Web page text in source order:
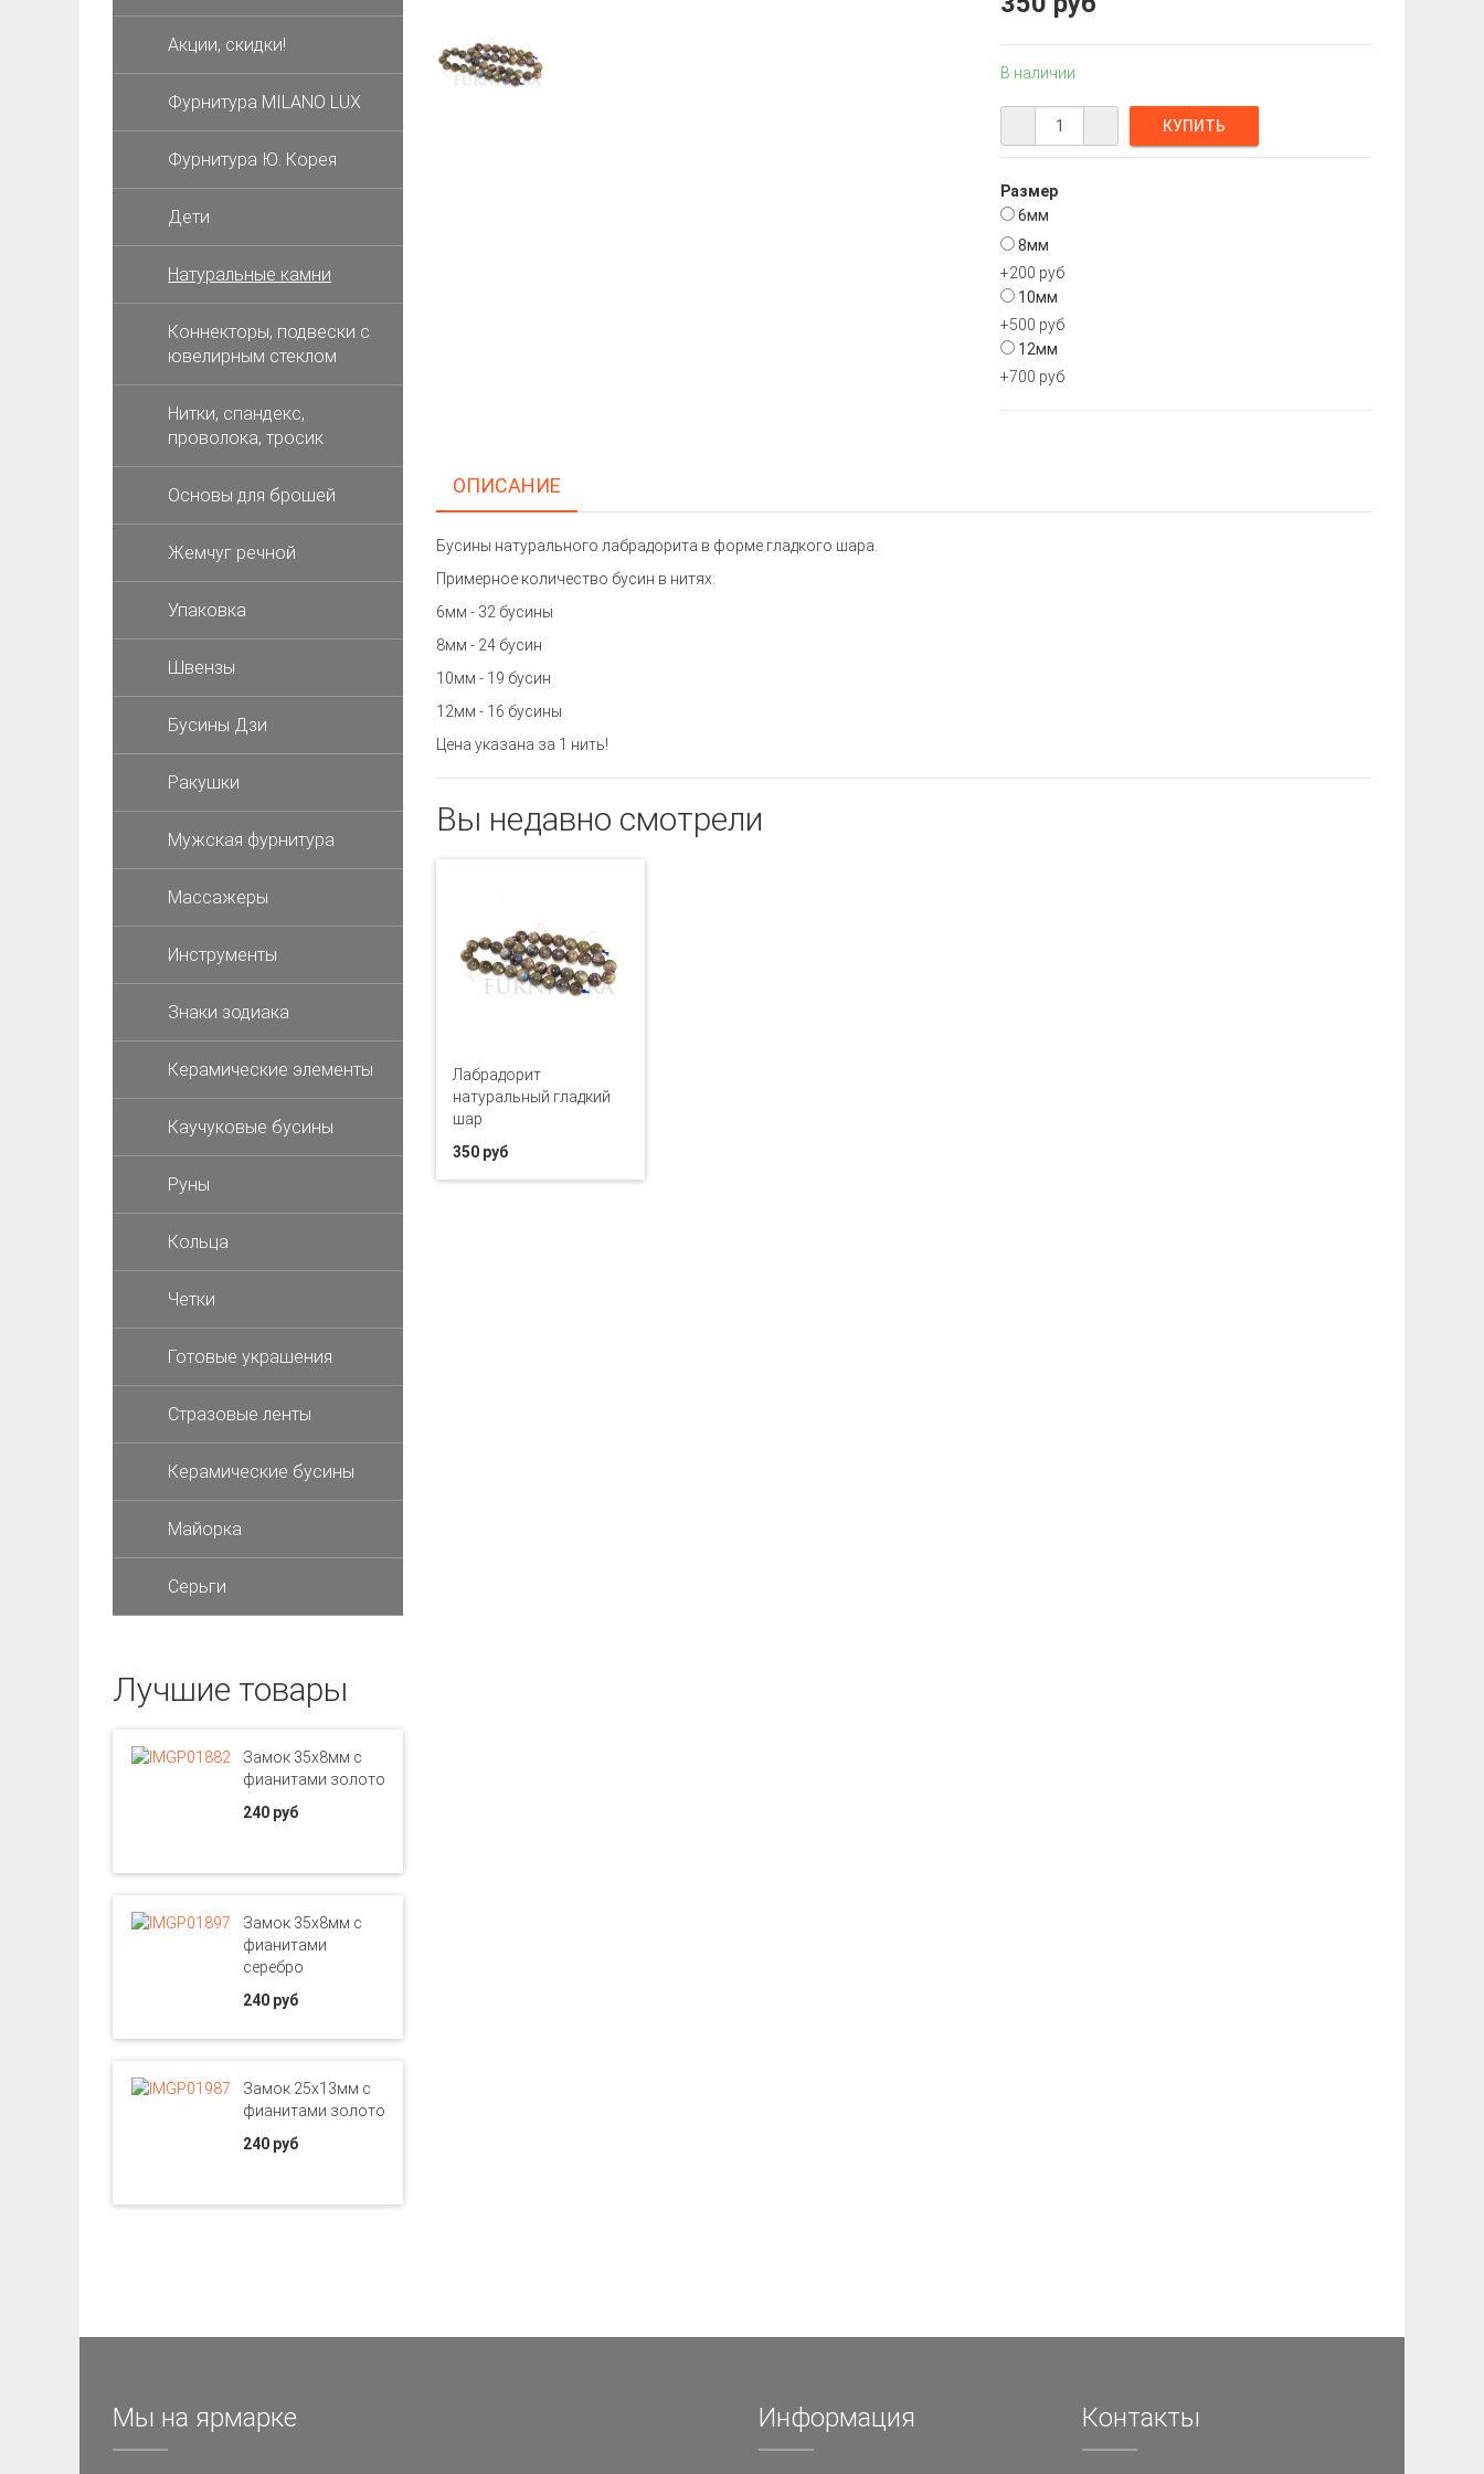
В наличии
Размер
6мм
8мм
+200 руб
10мм
+500 руб
12мм
+700 руб
ОПИСАНИЕ
Бусины натурального лабрадорита в форме гладкого шара.
Примерное количество бусин в нитях:
6мм - 32 бусины
8мм - 24 бусин
10мм - 19 бусин
12мм - 16 бусины
Цена указана за 1 нить!
Вы недавно смотрели
Лабрадорит
натуральный гладкий
шар
350 руб
Акции, скидки!
Фурнитура MILANO LUX
Фурнитура Ю. Корея
Дети
Натуральные камни
Коннекторы, подвески с
ювелирным стеклом
Нитки, спандекс,
проволока, тросик
Основы для брошей
Жемчуг речной
Упаковка
Швензы
Бусины Дзи
Ракушки
Мужская фурнитура
Массажеры
Инструменты
Знаки зодиака
Керамические элементы
Каучуковые бусины
Руны
Кольца
Четки
Готовые украшения
Стразовые ленты
Керамические бусины
Майорка
Серьги
Лучшие товары
Замок 35х8мм с
фианитами золото
240 руб
Замок 35х8мм с
фианитами
серебро
240 руб
Замок 25х13мм с
фианитами золото
240 руб
Мы на ярмарке Информация Контакты